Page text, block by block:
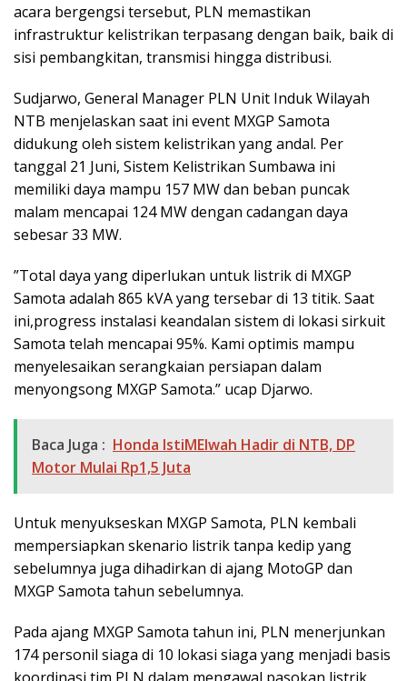
acara bergengsi tersebut, PLN memastikan
infrastruktur kelistrikan terpasang dengan baik, baik di
sisi pembangkitan, transmisi hingga distribusi.
Sudjarwo, General Manager PLN Unit Induk Wilayah
NTB menjelaskan saat ini event MXGP Samota
didukung oleh sistem kelistrikan yang andal. Per
tanggal 21 Juni, Sistem Kelistrikan Sumbawa ini
memiliki daya mampu 157 MW dan beban puncak
malam mencapai 124 MW dengan cadangan daya
sebesar 33 MW.
”Total daya yang diperlukan untuk listrik di MXGP
Samota adalah 865 kVA yang tersebar di 13 titik. Saat
ini,progress instalasi keandalan sistem di lokasi sirkuit
Samota telah mencapai 95%. Kami optimis mampu
menyelesaikan serangkaian persiapan dalam
menyongsong MXGP Samota.” ucap Djarwo.
Baca Juga : Honda IstiMEIwah Hadir di NTB, DP
Motor Mulai Rp1,5 Juta
Untuk menyukseskan MXGP Samota, PLN kembali
mempersiapkan skenario listrik tanpa kedip yang
sebelumnya juga dihadirkan di ajang MotoGP dan
MXGP Samota tahun sebelumnya.
Pada ajang MXGP Samota tahun ini, PLN menerjunkan
174 personil siaga di 10 lokasi siaga yang menjadi basis
koordinasi tim PLN dalam mengawal pasokan listrik